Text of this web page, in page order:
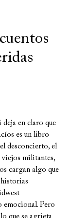
en claro que
es un libro
desconcierto, el
viejos militantes,
cargan algo que
historias
emocional. Pero